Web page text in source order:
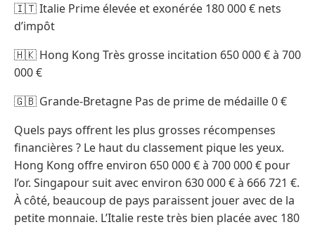
🇮🇹 Italie Prime élevée et exonérée 180 000 € nets
d’impôt
🇭🇰 Hong Kong Très grosse incitation 650 000 € à 700
000 €
🇬🇧 Grande-Bretagne Pas de prime de médaille 0 €
Quels pays offrent les plus grosses récompenses
financières ? Le haut du classement pique les yeux.
Hong Kong offre environ 650 000 € à 700 000 € pour
l’or. Singapour suit avec environ 630 000 € à 666 721 €.
À côté, beaucoup de pays paraissent jouer avec de la
petite monnaie. L’Italie reste très bien placée avec 180